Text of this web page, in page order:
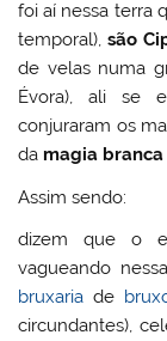
foi aí nessa terra
temporal),são
de velas numa
Évora), ali se
conjuraram os
da magia branca
Assim sendo:
dizem que o
vagueando
bruxaria de
circundantes),